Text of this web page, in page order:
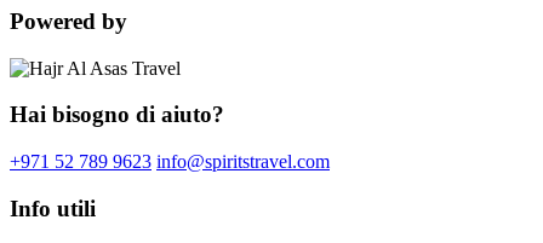
Powered by
Hai bisogno di aiuto?
+971 52 789 9623 info@spiritstravel.com
Info utili